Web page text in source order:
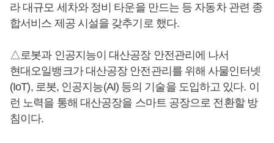
라 대규모 세차와 정비 타운을 만드는 등 자동차 관련 종
합서비스 제공 시설을 갖추기로 했다.
△로봇과 인공지능이 대산공장 안전관리에 나서
현대오일뱅크가 대산공장 안전관리를 위해 사물인터넷
(IoT), 로봇, 인공지능(AI) 등의 기술을 도입하고 있다. 이
런 노력을 통해 대산공장을 스마트 공장으로 전환할 방
침이다.